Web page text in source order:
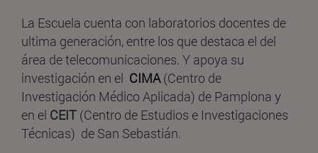
La Escuela cuenta con laboratorios docentes de
ultima generación, entre los que destaca el del
área de telecomunicaciones. Y apoya su
investigación en el CIMA (Centro de
Investigación Médico Aplicada) de Pamplona y
en el CEIT (Centro de Estudios e Investigaciones
Técnicas) de San Sebastián.